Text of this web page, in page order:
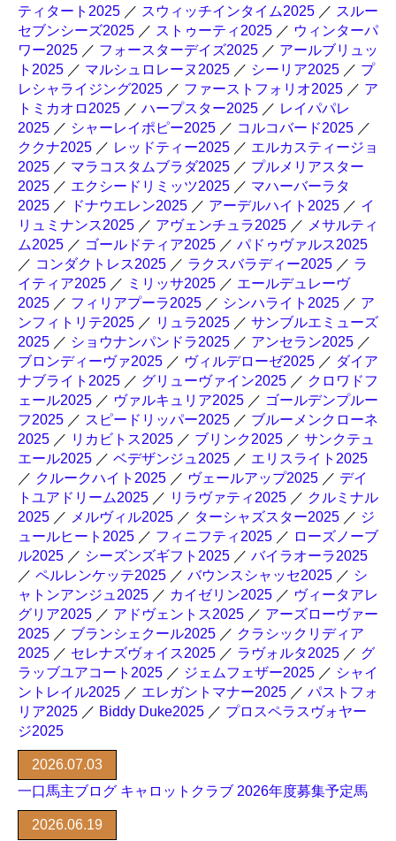
ティタート2025 ／ スウィッチインタイム2025 ／ スルー
セブンシーズ2025 ／ ストゥーティ2025 ／ ウィンターパ
ワー2025 ／ フォースターデイズ2025 ／ アールブリュッ
ト2025 ／ マルシュロレーヌ2025 ／ シーリア2025 ／ プ
レシャライジング2025 ／ ファーストフォリオ2025 ／ ア
トミカオロ2025 ／ ハープスター2025 ／ レイパパレ
2025 ／ シャーレイポピー2025 ／ コルコバード2025 ／
ククナ2025 ／ レッドティー2025 ／ エルカスティージョ
2025 ／ マラコスタムブラダ2025 ／ プルメリアスター
2025 ／ エクシードリミッツ2025 ／ マハーバーラタ
2025 ／ ドナウエレン2025 ／ アーデルハイト2025 ／ イ
リュミナンス2025 ／ アヴェンチュラ2025 ／ メサルティ
ム2025 ／ ゴールドティア2025 ／ パドゥヴァルス2025
／ コンダクトレス2025 ／ ラクスバラディー2025 ／ ラ
イティア2025 ／ ミリッサ2025 ／ エールデュレーヴ
2025 ／ フィリアプーラ2025 ／ シンハライト2025 ／ ア
ンフィトリテ2025 ／ リュラ2025 ／ サンブルエミューズ
2025 ／ ショウナンパンドラ2025 ／ アンセラン2025 ／
ブロンディーヴァ2025 ／ ヴィルデローゼ2025 ／ ダイア
ナブライト2025 ／ グリューヴァイン2025 ／ クロワドフ
ェール2025 ／ ヴァルキュリア2025 ／ ゴールデンプルー
フ2025 ／ スピードリッパー2025 ／ ブルーメンクローネ
2025 ／ リカビトス2025 ／ ブリンク2025 ／ サンクテュ
エール2025 ／ ベデザンジュ2025 ／ エリスライト2025
／ クルークハイト2025 ／ ヴェールアップ2025 ／ デイ
トユアドリーム2025 ／ リラヴァティ2025 ／ クルミナル
2025 ／ メルヴィル2025 ／ ターシャズスター2025 ／ ジ
ュールヒート2025 ／ フィニフティ2025 ／ ローズノーブ
ル2025 ／ シーズンズギフト2025 ／ バイラオーラ2025
／ ペルレンケッテ2025 ／ バウンスシャッセ2025 ／ シ
ャトンアンジュ2025 ／ カイゼリン2025 ／ ヴィータアレ
グリア2025 ／ アドヴェントス2025 ／ アーズローヴァー
2025 ／ ブランシェクール2025 ／ クラシックリディア
2025 ／ セレナズヴォイス2025 ／ ラヴォルタ2025 ／ グ
ラッブユアコート2025 ／ ジェムフェザー2025 ／ シャイ
ントレイル2025 ／ エレガントマナー2025 ／ パストフォ
リア2025 ／ Biddy Duke2025 ／ プロスペラスヴォヤー
ジ2025
2026.07.03
一口馬主ブログ キャロットクラブ 2026年度募集予定馬
2026.06.19